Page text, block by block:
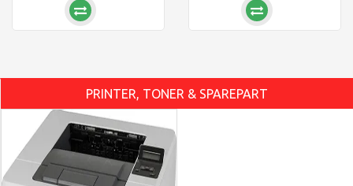
PRINTER, TONER & SPAREPART